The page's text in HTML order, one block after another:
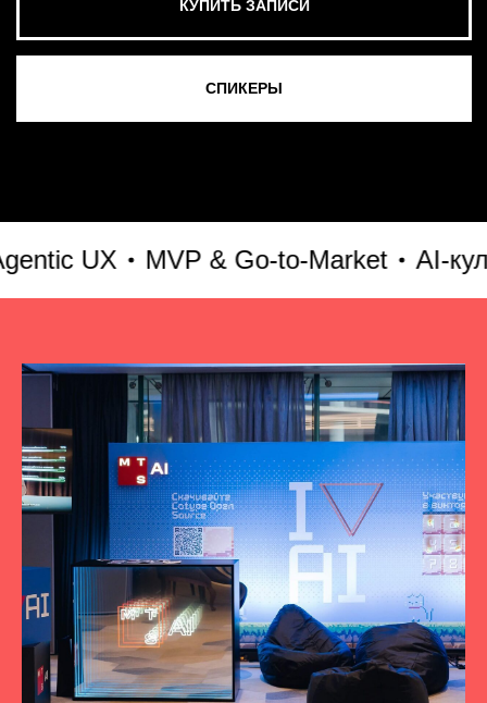
UX MVP & Go-to-Market AI-
СМОТРЕТЬ ВСЕ ФОТО